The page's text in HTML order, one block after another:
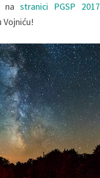
nastranici PGSP 2017